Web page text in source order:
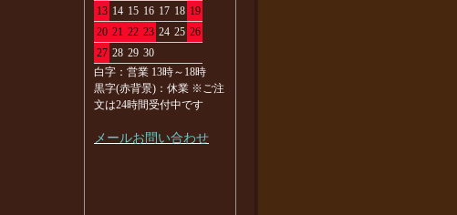
13 14 15 16 17 18 19
20 21 22 23 24 25 26
27 28 29 30
白字：営業 13時～18時
黒字(赤背景)：休業 ※ご注
文は24時間受付中です
メールお問い合わせ